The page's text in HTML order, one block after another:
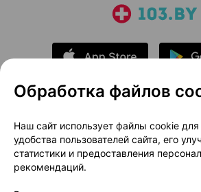
О проекте
Новости
Размещение рекламы
Публичный договор
Обработка файлов
Наш сайт использует файлы cookie для
удобства пользователей сайта, его
статистики и предоставления
рекомендаций.